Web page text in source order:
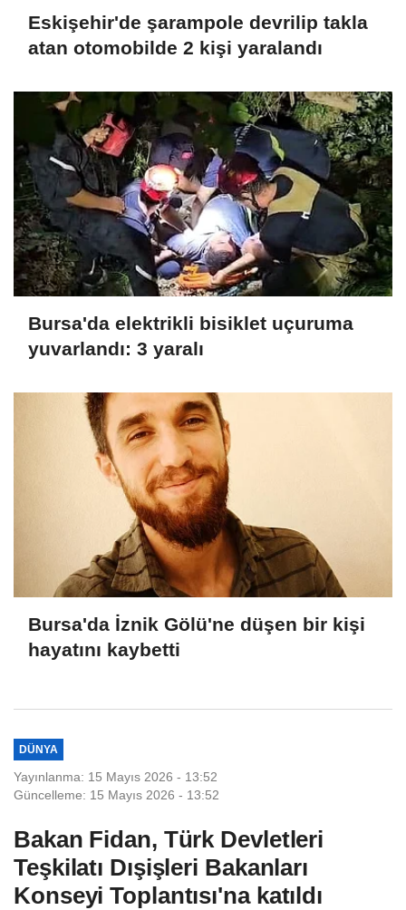
Eskişehir'de şarampole devrilip takla
atan otomobilde 2 kişi yaralandı
Bursa'da elektrikli bisiklet uçuruma
yuvarlandı: 3 yaralı
Bursa'da İznik Gölü'ne düşen bir kişi
hayatını kaybetti
DÜNYA
Yayınlanma: 15 Mayıs 2026 - 13:52
Güncelleme: 15 Mayıs 2026 - 13:52
Bakan Fidan, Türk Devletleri
Teşkilatı Dışişleri Bakanları
Konseyi Toplantısı'na katıldı